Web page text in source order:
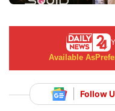
Available As
Follow